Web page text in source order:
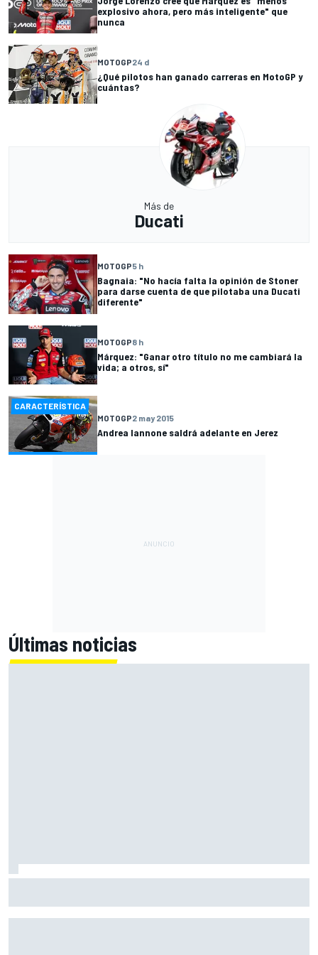
explosivo ahora, pero más inteligente" que
nunca
MOTOGP24 d
¿Qué pilotos han ganado carreras en MotoGP y
cuántas?
Más de
Ducati
MOTOGP5 h
Bagnaia: "No hacía falta la opinión de Stoner
para darse cuenta de que pilotaba una Ducati
diferente"
MOTOGP8 h
Márquez: "Ganar otro título no me cambiará la
vida; a otros, sí"
CARACTERÍSTICA
MOTOGP2 may 2015
Andrea Iannone saldrá adelante en Jerez
Últimas noticias